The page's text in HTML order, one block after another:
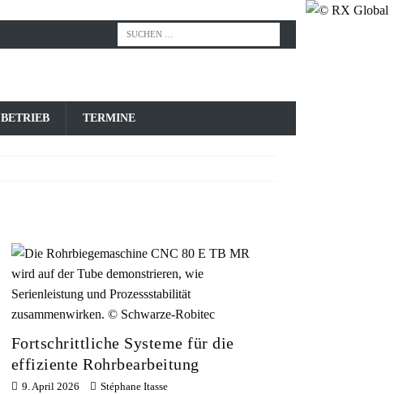
BETRIEB TERMINE
Fortschrittliche Systeme für die
effiziente Rohrbearbeitung
9. April 2026 Stéphane Itasse